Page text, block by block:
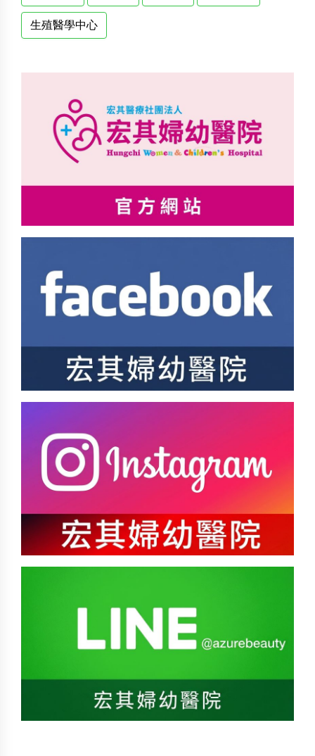
生殖醫學中心